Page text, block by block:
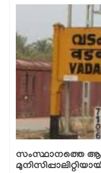
സംസ്ഥാനത്തെ